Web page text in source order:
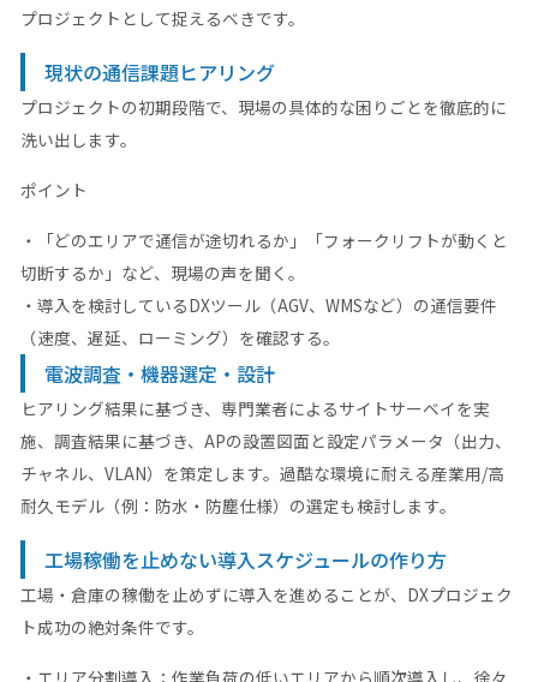
プロジェクトとして捉えるべきです。
現状の通信課題ヒアリング
プロジェクトの初期段階で、現場の具体的な困りごとを徹底的に
洗い出します。
ポイント
・「どのエリアで通信が途切れるか」「フォークリフトが動くと
切断するか」など、現場の声を聞く。
・導入を検討しているDXツール（AGV、WMSなど）の通信要件
（速度、遅延、ローミング）を確認する。
電波調査・機器選定・設計
ヒアリング結果に基づき、専門業者によるサイトサーベイを実
施、調査結果に基づき、APの設置図面と設定パラメータ（出力、
チャネル、VLAN）を策定します。過酷な環境に耐える産業用/高
耐久モデル（例：防水・防塵仕様）の選定も検討します。
工場稼働を止めない導入スケジュールの作り方
工場・倉庫の稼働を止めずに導入を進めることが、DXプロジェク
ト成功の絶対条件です。